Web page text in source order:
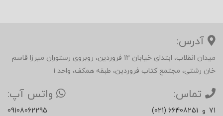
آدرس:
میدان انقلاب، ابتدای خیابان 12 فروردین، روبروی رستوران میرزا قاسم
خان رشتی، مجتمع کتاب فروردین، طبقه همکف، واحد 1
تماس:
(021) 66408251 و 71
واتس آپ:
09108062295